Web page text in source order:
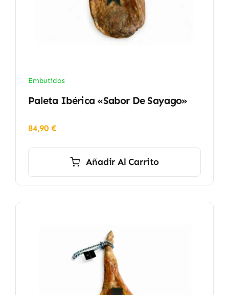
Embutidos
Paleta Ibérica «Sabor De Sayago»
84,90 €
Añadir Al Carrito